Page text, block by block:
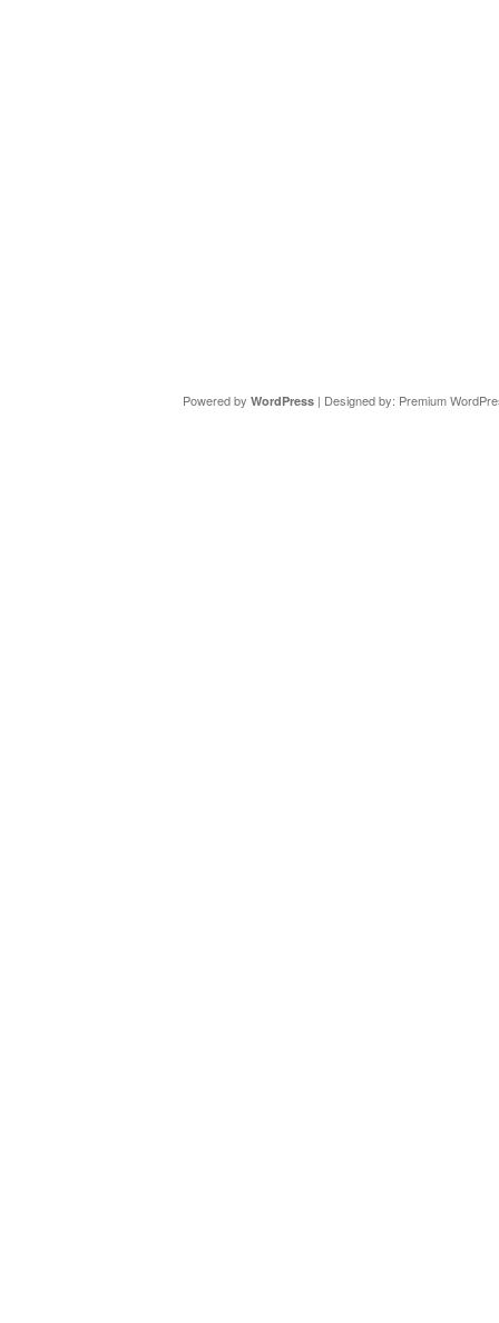
Powered by WordPress| Designed by: Premium